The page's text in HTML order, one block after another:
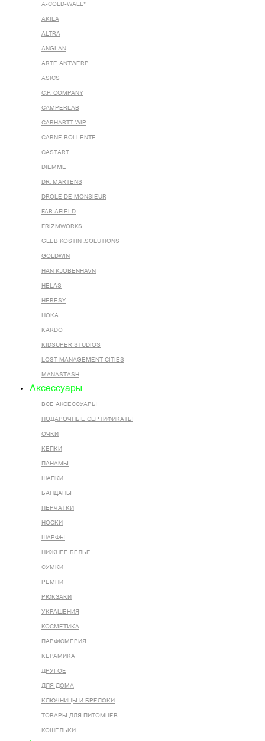
A-COLD-WALL*
AKILA
ALTRA
ANGLAN
ARTE ANTWERP
ASICS
C.P. COMPANY
CAMPERLAB
CARHARTT WIP
CARNE BOLLENTE
CASTART
DIEMME
DR. MARTENS
DROLE DE MONSIEUR
FAR AFIELD
FRIZMWORKS
GLEB KOSTIN .SOLUTIONS
GOLDWIN
HAN KJOBENHAVN
HELAS
HERESY
HOKA
KARDO
KIDSUPER STUDIOS
LOST MANAGEMENT CITIES
MANASTASH
Аксессуары
ВСЕ AКСЕССУАРЫ
ПОДАРОЧНЫЕ СЕРТИФИКАТЫ
ОЧКИ
КЕПКИ
ПАНАМЫ
ШАПКИ
БАНДАНЫ
ПЕРЧАТКИ
НОСКИ
ШАРФЫ
НИЖНЕЕ БЕЛЬЕ
СУМКИ
РЕМНИ
РЮКЗАКИ
УКРАШЕНИЯ
КОСМЕТИКА
ПАРФЮМЕРИЯ
КЕРАМИКА
ДРУГОЕ
ДЛЯ ДОМА
КЛЮЧНИЦЫ И БРЕЛОКИ
ТОВАРЫ ДЛЯ ПИТОМЦЕВ
КОШЕЛЬКИ